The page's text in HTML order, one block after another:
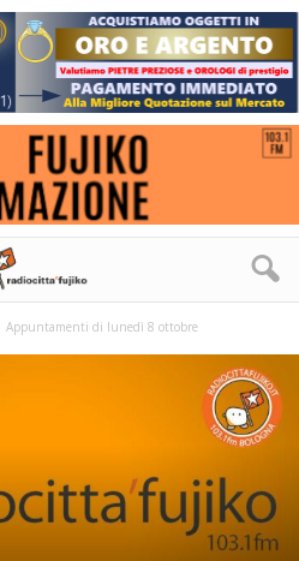
Appuntamenti di lunedì 8 ottobre